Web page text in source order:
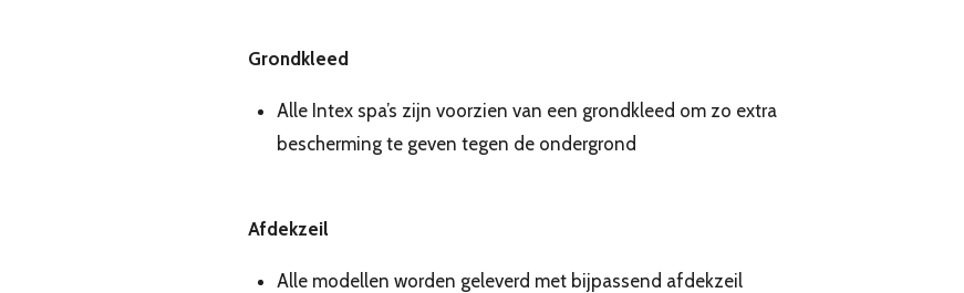
Grondkleed
Alle Intex spa’s zijn voorzien van een grondkleed om zo extra
bescherming te geven tegen de ondergrond
Afdekzeil
Alle modellen worden geleverd met bijpassend afdekzeil